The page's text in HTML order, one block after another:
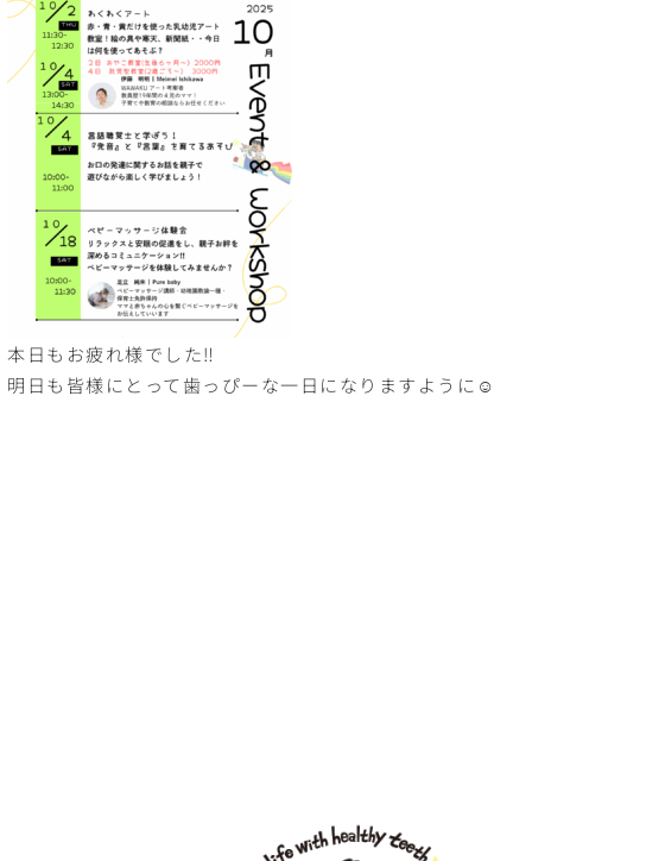
本日もお疲れ様でした‼︎
明日も皆様にとって歯っぴーな一日になりますように☺︎